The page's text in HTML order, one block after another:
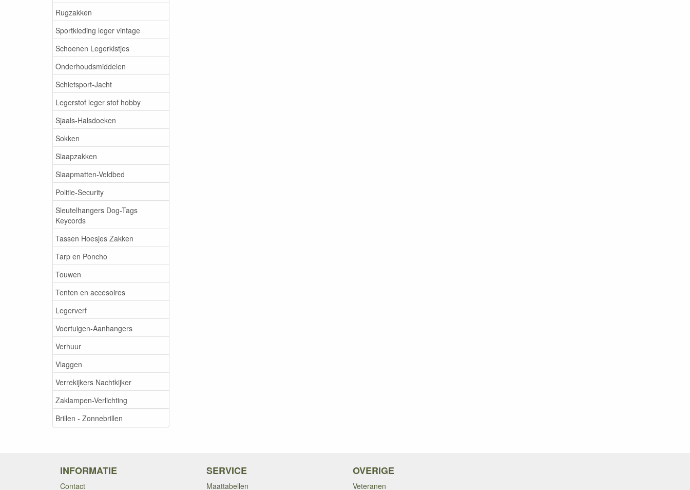
Rugzakken
Sportkleding leger vintage
Schoenen Legerkistjes
Onderhoudsmiddelen
Schietsport-Jacht
Legerstof leger stof hobby
Sjaals-Halsdoeken
Sokken
Slaapzakken
Slaapmatten-Veldbed
Politie-Security
Sleutelhangers Dog-Tags
Keycords
Tassen Hoesjes Zakken
Tarp en Poncho
Touwen
Tenten en accesoires
Legerverf
Voertuigen-Aanhangers
Verhuur
Vlaggen
Verrekijkers Nachtkijker
Zaklampen-Verlichting
Brillen - Zonnebrillen
INFORMATIE
Contact
SERVICE
Maattabellen
OVERIGE
Veteranen